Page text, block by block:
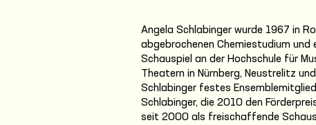
Angela Schlabinger wurde 1967 in
abgebrochenen Chemiestudium
Schauspiel an der Hochschule für
Theatern in Nürnberg, Neustrelitz
Schlabinger festes
Schlabinger, die 2010 den
seit 2000 als freischaffende